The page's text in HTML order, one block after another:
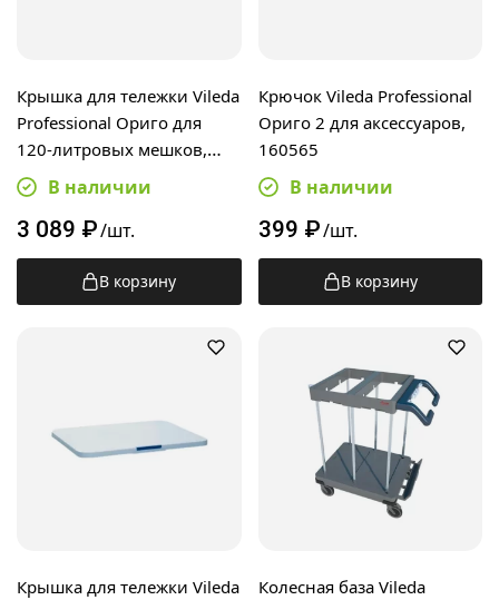
Крышка для тележки Vileda
Professional Ориго для
120-литровых мешков,
120810В наличии
3 089 ₽/шт.
В корзину
Крючок Vileda Professional
Ориго 2 для аксессуаров,
160565
В наличии
399 ₽/шт.
В корзину
Крышка для тележки Vileda
Колесная база Vileda